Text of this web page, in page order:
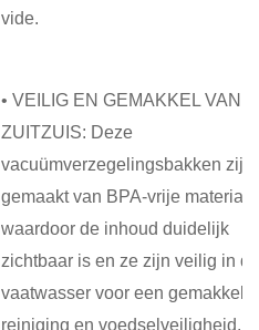
vide.
• VEILIG EN GEMAKKEL VAN
ZUITZUIS: Deze
vacuümverzegelingsbakken zijn
gemaakt van BPA-vrije
waardoor de inhoud duidelijk
zichtbaar is en ze zijn veilig in de
vaatwasser voor een
reiniging en voedselveiligheid.